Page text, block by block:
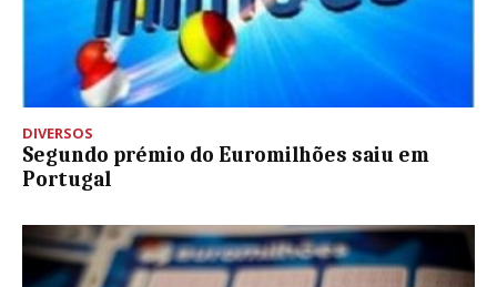
DIVERSOS
Segundo prémio do Euromilhões saiu em
Portugal